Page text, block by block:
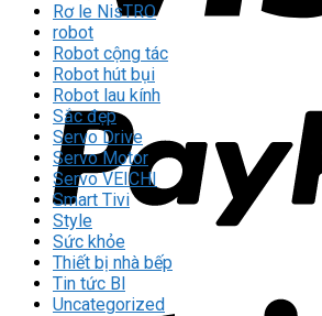
Rơ le NisTRO
robot
Robot cộng tác
Robot hút bụi
Robot lau kính
Sắc đẹp
Servo Drive
Servo Motor
Servo VEICHI
Smart Tivi
Style
Sức khỏe
Thiết bị nhà bếp
Tin tức Bl
Uncategorized